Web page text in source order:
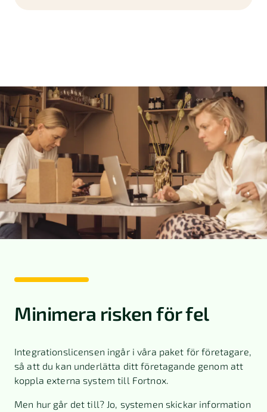
Minimera risken för fel
Integrationslicensen ingår i våra paket för företagare,
så att du kan underlätta ditt företagande genom att
koppla externa system till Fortnox.
Men hur går det till? Jo, systemen skickar information